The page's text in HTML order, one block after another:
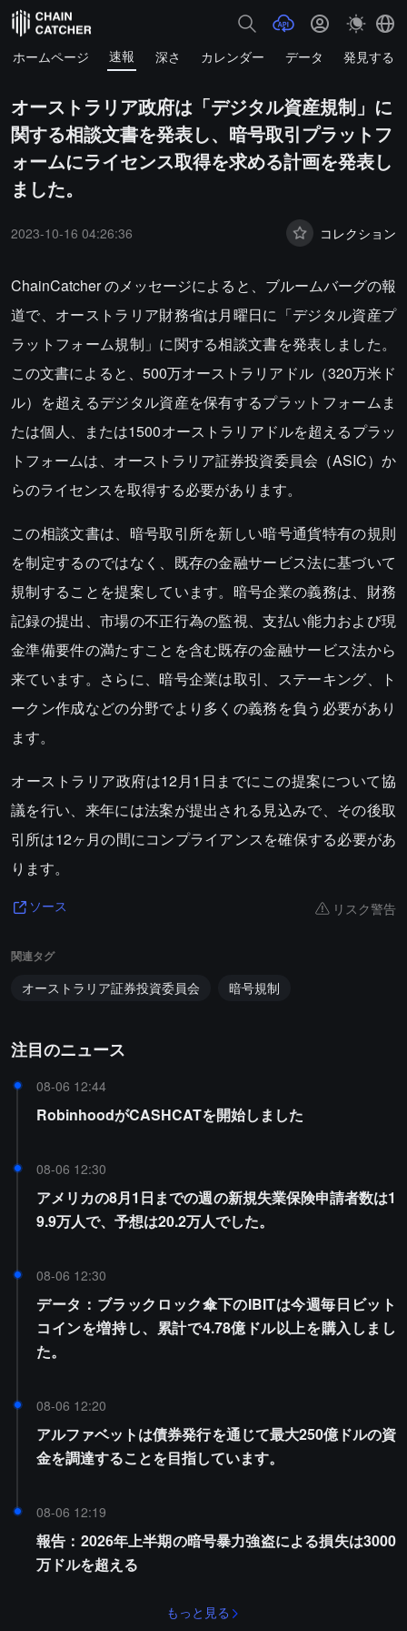
ホームページ 速報 深さ カレンダー データ 発見する
オーストラリア政府は「デジタル資産規制」に
関する相談文書を発表し、暗号取引プラットフ
ォームにライセンス取得を求める計画を発表し
ました。
2023-10-16 04:26:36 コレクション
ChainCatcher のメッセージによると、ブルームバーグの報
道で、オーストラリア財務省は月曜日に「デジタル資産プ
ラットフォーム規制」に関する相談文書を発表しました。
この文書によると、500万オーストラリアドル（320万米ド
ル）を超えるデジタル資産を保有するプラットフォームま
たは個人、または1500オーストラリアドルを超えるプラッ
トフォームは、オーストラリア証券投資委員会（ASIC）か
らのライセンスを取得する必要があります。
この相談文書は、暗号取引所を新しい暗号通貨特有の規則
を制定するのではなく、既存の金融サービス法に基づいて
規制することを提案しています。暗号企業の義務は、財務
記録の提出、市場の不正行為の監視、支払い能力および現
金準備要件の満たすことを含む既存の金融サービス法から
来ています。さらに、暗号企業は取引、ステーキング、ト
ークン作成などの分野でより多くの義務を負う必要があり
ます。
オーストラリア政府は12月1日までにこの提案について協
議を行い、来年には法案が提出される見込みで、その後取
引所は12ヶ月の間にコンプライアンスを確保する必要があ
ります。
ソース リスク警告
関連タグ
オーストラリア証券投資委員会 暗号規制
注目のニュース
08-06 12:44
RobinhoodがCASHCATを開始しました
08-06 12:30
アメリカの8月1日までの週の新規失業保険申請者数は1
9.9万人で、予想は20.2万人でした。
08-06 12:30
データ：ブラックロック傘下のIBITは今週毎日ビット
コインを増持し、累計で4.78億ドル以上を購入しまし
た。
08-06 12:20
アルファベットは債券発行を通じて最大250億ドルの資
金を調達することを目指しています。
08-06 12:19
報告：2026年上半期の暗号暴力強盗による損失は3000
万ドルを超える
もっと見る